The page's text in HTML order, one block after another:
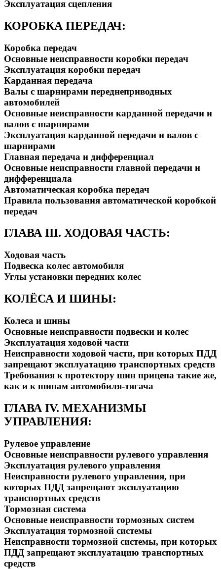
Эксплуатация сцепления
КОРОБКА ПЕРЕДАЧ:
Коробка передач
Основные неисправности коробки передач
Эксплуатация коробки передач
Карданная передача
Валы с шарнирами переднеприводных
автомобилей
Основные неисправности карданной передачи и
валов с шарнирами
Эксплуатация карданной передачи и валов с
шарнирами
Главная передача и дифференциал
Основные неисправности главной передачи и
дифференциала
Автоматическая коробка передач
Правила пользования автоматической коробкой
передач
ГЛАВА III. ХОДОВАЯ ЧАСТЬ:
Ходовая часть
Подвеска колес автомобиля
Углы установки передних колес
КОЛЁСА И ШИНЫ:
Колеса и шины
Основные неисправности подвески и колес
Эксплуатация ходовой части
Неисправности ходовой части, при которых ПДД
запрещают эксплуатацию транспортных средств
Требования к протектору шин прицепа такие же,
как и к шинам автомобиля-тягача
ГЛАВА IV. МЕХАНИЗМЫ
УПРАВЛЕНИЯ:
Рулевое управление
Основные неисправности рулевого управления
Эксплуатация рулевого управления
Неисправности рулевого управления, при
которых ПДД запрещают эксплуатацию
транспортных средств
Тормозная система
Основные неисправности тормозных систем
Эксплуатация тормозной системы
Неисправности тормозной системы, при которых
ПДД запрещают эксплуатацию транспортных
средств